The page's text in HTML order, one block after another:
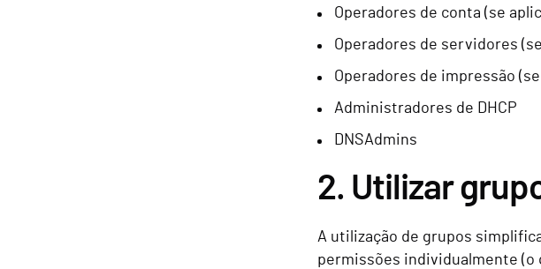
Operadores de conta (se
Operadores de servidores
Operadores de impressão
Administradores de DHCP
DNSAdmins
2. Utilizar
A utilização de grupos
permissões individualmente (o